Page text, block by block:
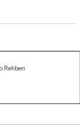
Rehberi